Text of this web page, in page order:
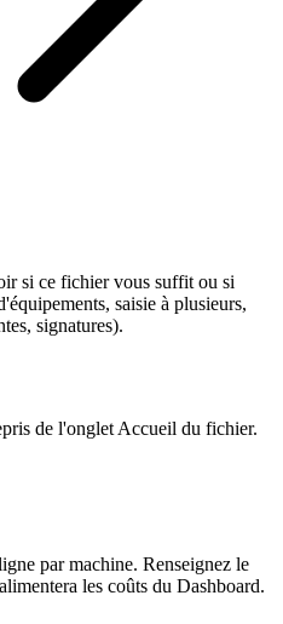
si ce fichier vous suffit ou si
saisie à plusieurs,
signatures).
de l'onglet Accueil du fichier.
par machine. Renseignez le
les coûts du Dashboard.